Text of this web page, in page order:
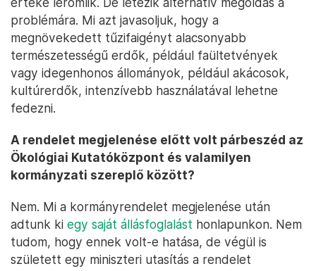
problémára. Mi azt javasoljuk, hogy a
megnövekedett tűzifaigényt alacsonyabb
természetességű erdők, például faültetvények
vagy idegenhonos állományok, például akácosok,
kultúrerdők, intenzívebb használatával lehetne
fedezni.
A rendelet megjelenése előtt volt párbeszéd az
Ökológiai Kutatóközpont és valamilyen
kormányzati szereplő között?
Nem. Mi a kormányrendelet megjelenése után
adtunk ki egy saját állásfoglalást honlapunkon. Nem
tudom, hogy ennek volt-e hatása, de végül is
született egy miniszteri utasítás a rendelet